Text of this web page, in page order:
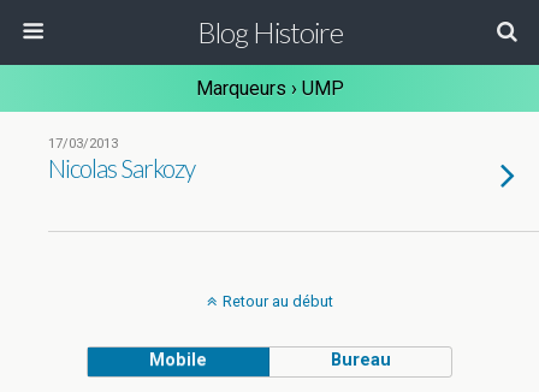
Blog Histoire
Marqueurs › UMP
17/03/2013
Nicolas Sarkozy
Retour au début
Mobile Bureau